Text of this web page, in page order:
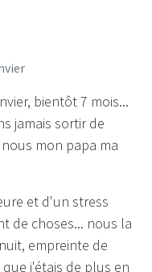
bientôt 7 mois...
jamais sortir de
mon papa ma
et d'un stress
de choses... nous la
empreinte de
j'étais de plus en